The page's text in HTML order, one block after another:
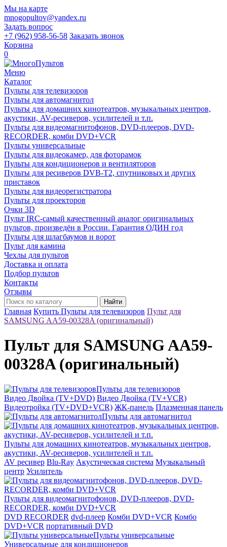
Мы на карте
mnogopultov@yandex.ru
Задать вопрос
+7 (962) 958-56-58 Заказать звонок
Корзина
0
Меню
Каталог
Пульты для телевизоров
Пульты для автомагнитол
Пульты для домашних кинотеатров, музыкальных центров,
акустики, AV-ресиверов, усилителей и т.п.
Пульты для видеомагнитофонов, DVD-плееров, DVD-
RECORDER, комби DVD+VCR
Пульты универсальные
Пульты для видеокамер, для фоторамок
Пульты для кондиционеров и вентиляторов
Пульты для ресиверов DVB-T2, спутниковых и других
приставок
Пульты для видеорегистратора
Пульты для проекторов
Очки 3D
Пульт IRC-самый качественный аналог оригинальных
пультов, произведён в России. Гарантия ОДИН год
Пульты для шлагбаумов и ворот
Пульт для камина
Чехлы для пультов
Доставка и оплата
Подбор пультов
Контакты
Отзывы
Найти
Главная Купить Пульты для телевизоров Пульт для
SAMSUNG AA59-00328A (оригинальный)
Пульт для SAMSUNG AA59-
00328A (оригинальный)
Пульты для телевизоров
Видео Двойка (TV+DVD) Видео Двойка (TV+VCR)
Видеотройка (TV+DVD+VCR) ЖК-панель Плазменная панель
Пульты для автомагнитол
Пульты для домашних кинотеатров, музыкальных центров,
акустики, AV-ресиверов, усилителей и т.п.
AV ресивер Blu-Ray Акустическая система Музыкальный
центр Усилитель
Пульты для видеомагнитофонов, DVD-плееров, DVD-
RECORDER, комби DVD+VCR
DVD RECORDER dvd-плеер Комби DVD+VCR Комбо
DVD+VCR портативный DVD
Пульты универсальные
Универсальные для кондиционеров